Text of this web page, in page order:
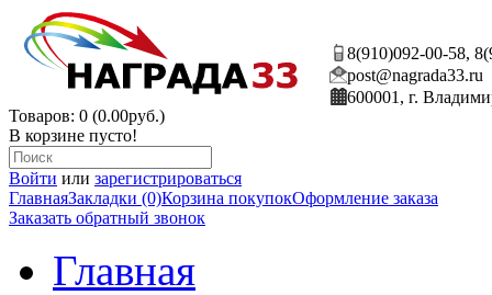
8(910)092-00-58,
post@nagrada33.ru
600001, г.
Товаров: 0 (0.00руб.)
В корзине пусто!
Войти или зарегистрироваться
ГлавнаяЗакладки (0)Корзина покупокОформление заказа
Заказать обратный звонок
Главная